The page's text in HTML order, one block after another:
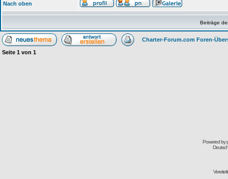
Nach oben
Beiträge
Charter-Forum.com Foren-
Seite 1 von 1
Powered by